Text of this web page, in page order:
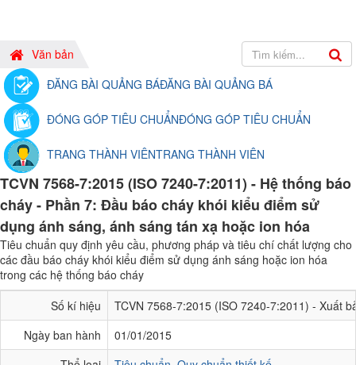
Văn bản
ĐĂNG BÀI QUẢNG BÁĐĂNG BÀI QUẢNG BÁ
ĐÓNG GÓP TIÊU CHUẨNĐÓNG GÓP TIÊU CHUẨN
TRANG THÀNH VIÊNTRANG THÀNH VIÊN
TCVN 7568-7:2015 (ISO 7240-7:2011) - Hệ thống báo
cháy - Phần 7: Đầu báo cháy khói kiểu điểm sử
dụng ánh sáng, ánh sáng tán xạ hoặc ion hóa
Tiêu chuẩn quy định yêu cầu, phương pháp và tiêu chí chất lượng cho
các đầu báo cháy khói kiểu điểm sử dụng ánh sáng hoặc ion hóa
trong các hệ thống báo cháy
Số kí hiệu
TCVN 7568-7:2015 (ISO 7240-7:2011) - Xuất
Ngày ban hành
01/01/2015